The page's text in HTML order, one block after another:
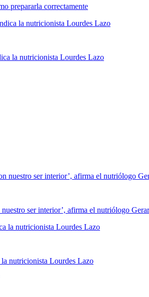
la nutricionista Lourdes Lazo
nuestro ser interior’, afirma el nutriólogo
la nutricionista Lourdes Lazo